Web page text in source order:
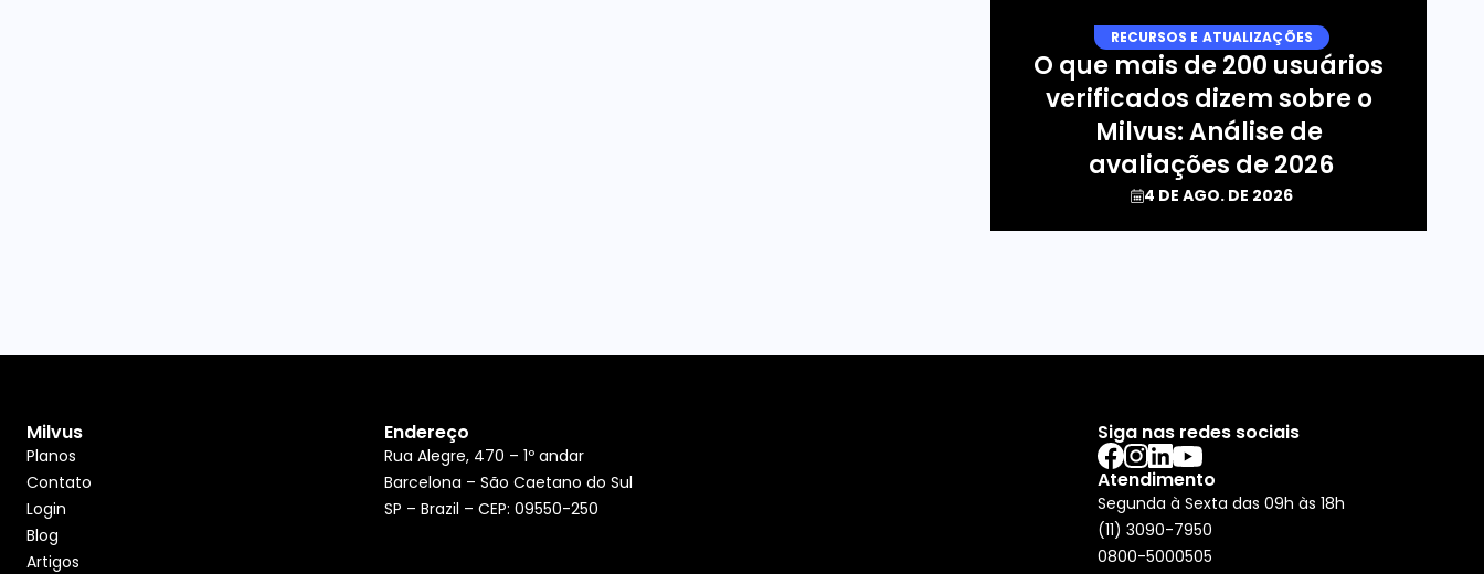
RECURSOS E ATUALIZAÇÕES
O que mais de 200 usuários
verificados dizem sobre o
Milvus: Análise de
avaliações de 2026
4 DE AGO. DE 2026
Milvus
Planos
Contato
Login
Blog
Artigos
Endereço
Rua Alegre, 470 – 1º andar
Barcelona – São Caetano do Sul
SP – Brazil – CEP: 09550-250
Siga nas redes sociais
Atendimento
Segunda à Sexta das 09h às 18h
(11) 3090-7950
0800-5000505